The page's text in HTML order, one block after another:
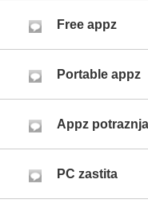
Free appz
Portable appz
Appz potraznja
PC zastita